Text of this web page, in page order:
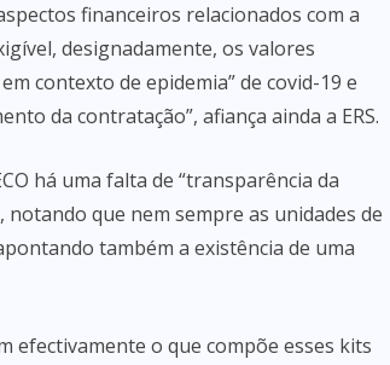
financeiros relacionados com a
designadamente, os valores
contexto de epidemia” de covid-19 e
da contratação”, afiança ainda a ERS.
há uma falta de “transparência da
que nem sempre as unidades de
também a existência de uma
efectivamente o que compõe esses kits